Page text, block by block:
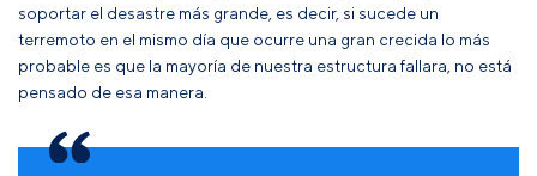
soportar el desastre más grande, es decir, si sucede un
terremoto en el mismo día que ocurre una gran crecida lo más
probable es que la mayoría de nuestra estructura fallara, no está
pensado de esa manera.